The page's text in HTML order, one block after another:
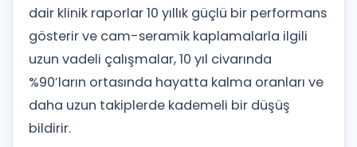
dair klinik raporlar 10 yıllık güçlü bir performans
gösterir ve cam-seramik kaplamalarla ilgili
uzun vadeli çalışmalar, 10 yıl civarında
%90’ların ortasında hayatta kalma oranları ve
daha uzun takiplerde kademeli bir düşüş
bildirir.